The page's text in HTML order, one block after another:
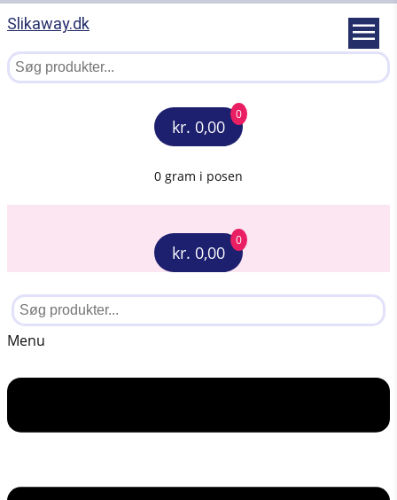
Slikaway.dk
kr. 0,00
0
0 gram i posen
kr. 0,00
0
Menu